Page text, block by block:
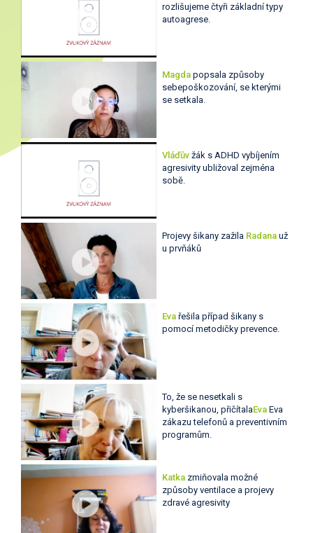
rozlišujeme čtyři základní typy
autoagrese.
Magda popsala způsoby
sebepoškozování, se kterými
se setkala.
Vláďův žák s ADHD vybíjením
agresivity ubližoval zejména
sobě.
Projevy šikany zažila Radana už
u prvňáků
Eva řešila případ šikany s
pomocí metodičky prevence.
To, že se nesetkali s
kyberšikanou, přičítalaEva Eva
zákazu telefonů a preventivním
programům.
Katka zmiňovala možné
způsoby ventilace a projevy
zdravé agresivity